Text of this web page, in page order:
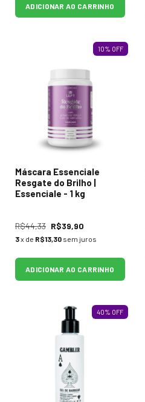
ADICIONAR AO CARRINHO
10% OFF
Máscara Essenciale
Resgate do Brilho |
Essenciale - 1 kg
R$44,33 R$39,90
3x de R$13,30 sem juros
ADICIONAR AO CARRINHO
40% OFF